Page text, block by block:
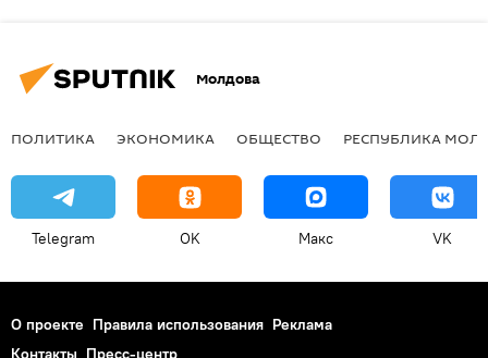
Молдова
ПОЛИТИКА ЭКОНОМИКА ОБЩЕСТВО РЕСПУБЛИКА
Telegram OK Макс VK
О проекте Правила использования Реклама
Контакты Пресс-центр